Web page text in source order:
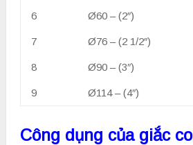
6 Ø60 – (2″)
7 Ø76 – (2 1/2″)
8 Ø90 – (3″)
9 Ø114 – (4″)
Công dụng của giắc co